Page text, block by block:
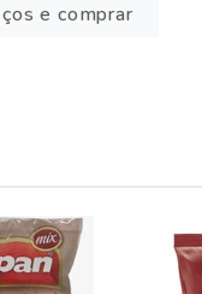
e comprar